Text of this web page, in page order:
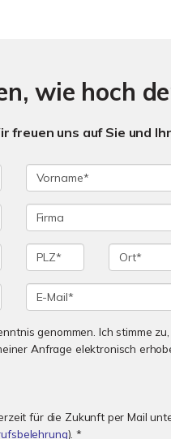
wie hoch
freuen uns auf Sie und
genommen. Ich stimme
Anfrage elektronisch
für die Zukunft per Mail
). *